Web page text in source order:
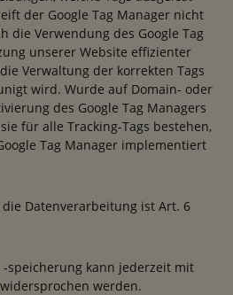
der Google Tag Manager nicht
die Verwendung des Google Tag
unserer Website effizienter
Verwaltung der korrekten Tags
wird. Wurde auf Domain- oder
des Google Tag Managers
für alle Tracking-Tags bestehen,
Tag Manager implementiert
Datenverarbeitung ist Art. 6
speicherung kann jederzeit mit
werden.